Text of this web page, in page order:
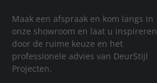
Maak een afspraak en kom langs in
onze showroom en laat u inspireren
door de ruime keuze en het
professionele advies van DeurStijl
Projecten.